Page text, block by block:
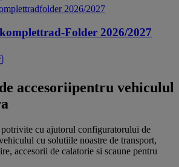
Folder 2026/2027
accesoriipentru vehiculul
cu ajutorul configuratorului de
cu solutiile noastre de transport,
accesorii de calatorie si scaune pentru